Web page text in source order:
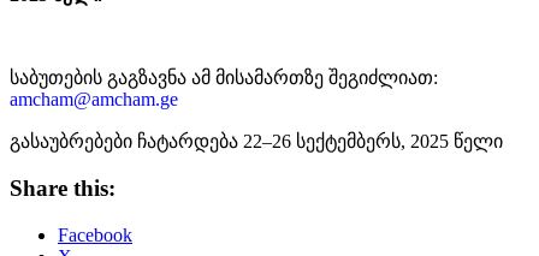
საბუთების გაგზავნა ამ მისამართზე შეგიძლიათ:
amcham@amcham.ge
გასაუბრებები ჩატარდება 22–26 სექტემბერს, 2025 წელი
Share this:
Facebook